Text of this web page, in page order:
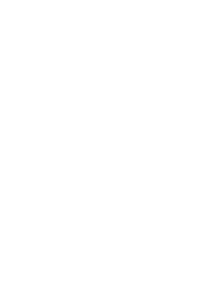
Dani Lorenzo se
mes de